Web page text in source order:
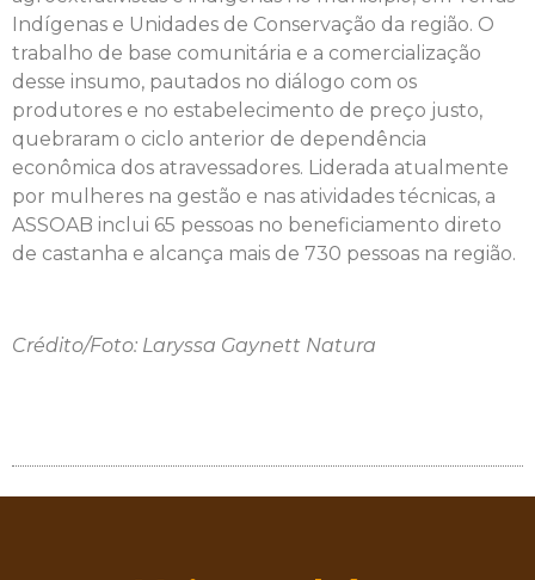
Indígenas e Unidades de Conservação da região. O
trabalho de base comunitária e a comercialização
desse insumo, pautados no diálogo com os
produtores e no estabelecimento de preço justo,
quebraram o ciclo anterior de dependência
econômica dos atravessadores. Liderada atualmente
por mulheres na gestão e nas atividades técnicas, a
ASSOAB inclui 65 pessoas no beneficiamento direto
de castanha e alcança mais de 730 pessoas na região.
Crédito/Foto: Laryssa Gaynett Natura